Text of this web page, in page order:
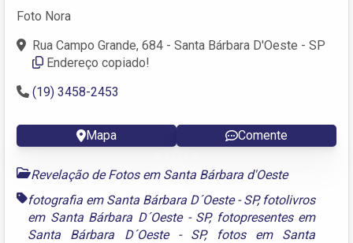
Foto Nora
Rua Campo Grande, 684 - Santa Bárbara D'Oeste - SP
Endereço copiado!
(19) 3458-2453
Mapa Comente
Revelação de Fotos em Santa Bárbara d'Oeste
fotografia em Santa Bárbara D´Oeste - SP, fotolivros
em Santa Bárbara D´Oeste - SP, fotopresentes em
Santa Bárbara D´Oeste - SP,
fotos em Santa